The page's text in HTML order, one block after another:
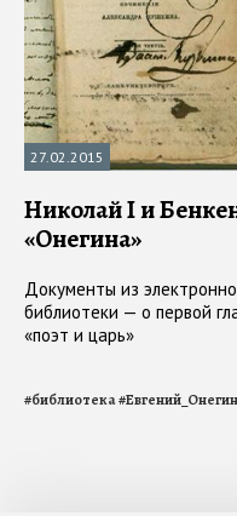
27.02.2015
Николай I и
«Онегина»
Документы из
библиотеки — о первой
«поэт и царь»
#библиотека#Евгений_Онегин